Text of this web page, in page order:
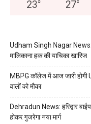
23° 27°
Udham Singh Nagar News:
मालिकाना हक की याचिका खारिज
MBPG कॉलेज में आज जारी होगी
वालों को मौका
Dehradun News: हरिद्वार
होकर गुजरेगा नया मार्ग